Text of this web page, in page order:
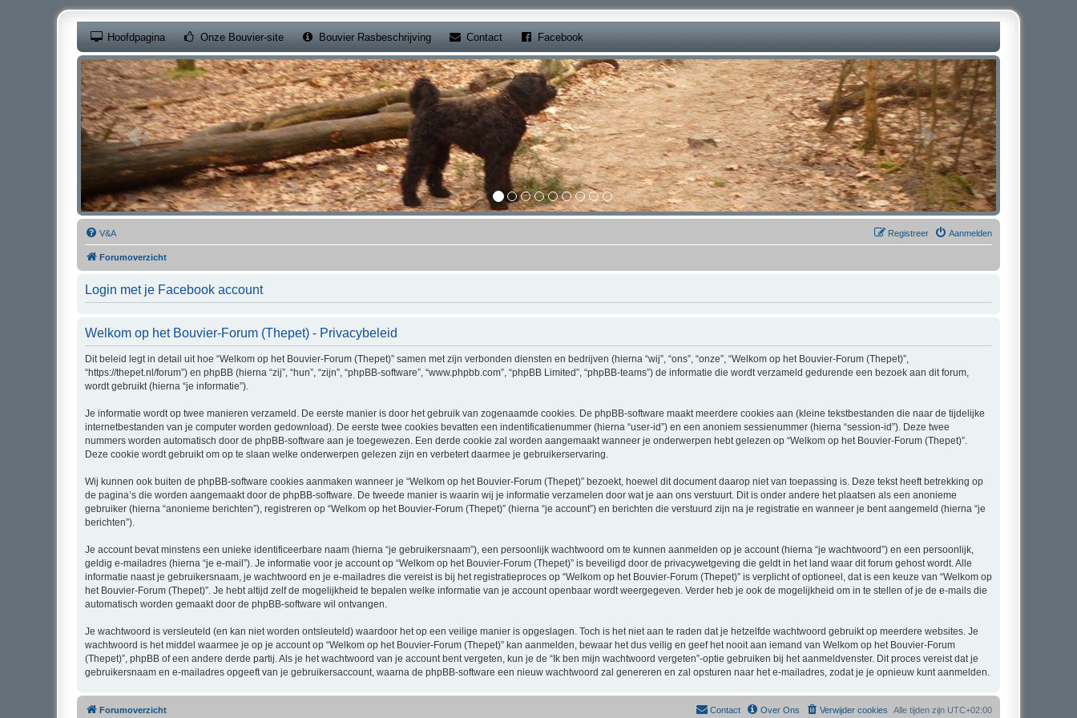
Hoofdpagina Onze Bouvier-site(Opens a new tab)
Bouvier Rasbeschrijving Contact(Opens a new tab)
Facebook
V&A Aanmelden
Registreer
Forumoverzicht
Login met je Facebook account
Welkom op het Bouvier-Forum (Thepet) - Privacybeleid
Dit beleid legt in detail uit hoe “Welkom op het Bouvier-Forum (Thepet)” samen met zijn verbonden diensten en bedrijven (hierna “wij”, “ons”, “onze”, “Welkom op het Bouvier-Forum (Thepet)”,
“https://thepet.nl/forum”) en phpBB (hierna “zij”, “hun”, “zijn”, “phpBB-software”, “www.phpbb.com”, “phpBB Limited”, “phpBB-teams”) de informatie die wordt verzameld gedurende een bezoek aan dit forum,
wordt gebruikt (hierna “je informatie”).
Je informatie wordt op twee manieren verzameld. De eerste manier is door het gebruik van zogenaamde cookies. De phpBB-software maakt meerdere cookies aan (kleine tekstbestanden die naar de tijdelijke
internetbestanden van je computer worden gedownload). De eerste twee cookies bevatten een indentificatienummer (hierna “user-id”) en een anoniem sessienummer (hierna “session-id”). Deze twee
nummers worden automatisch door de phpBB-software aan je toegewezen. Een derde cookie zal worden aangemaakt wanneer je onderwerpen hebt gelezen op “Welkom op het Bouvier-Forum (Thepet)”.
Deze cookie wordt gebruikt om op te slaan welke onderwerpen gelezen zijn en verbetert daarmee je gebruikerservaring.
Wij kunnen ook buiten de phpBB-software cookies aanmaken wanneer je “Welkom op het Bouvier-Forum (Thepet)” bezoekt, hoewel dit document daarop niet van toepassing is. Deze tekst heeft betrekking op
de pagina’s die worden aangemaakt door de phpBB-software. De tweede manier is waarin wij je informatie verzamelen door wat je aan ons verstuurt. Dit is onder andere het plaatsen als een anonieme
gebruiker (hierna “anonieme berichten”), registreren op “Welkom op het Bouvier-Forum (Thepet)” (hierna “je account”) en berichten die verstuurd zijn na je registratie en wanneer je bent aangemeld (hierna “je
berichten”).
Je account bevat minstens een unieke identificeerbare naam (hierna “je gebruikersnaam”), een persoonlijk wachtwoord om te kunnen aanmelden op je account (hierna “je wachtwoord”) en een persoonlijk,
geldig e-mailadres (hierna “je e-mail”). Je informatie voor je account op “Welkom op het Bouvier-Forum (Thepet)” is beveiligd door de privacywetgeving die geldt in het land waar dit forum gehost wordt. Alle
informatie naast je gebruikersnaam, je wachtwoord en je e-mailadres die vereist is bij het registratieproces op “Welkom op het Bouvier-Forum (Thepet)” is verplicht of optioneel, dat is een keuze van “Welkom op
het Bouvier-Forum (Thepet)”. Je hebt altijd zelf de mogelijkheid te bepalen welke informatie van je account openbaar wordt weergegeven. Verder heb je ook de mogelijkheid om in te stellen of je de e-mails die
automatisch worden gemaakt door de phpBB-software wil ontvangen.
Je wachtwoord is versleuteld (en kan niet worden ontsleuteld) waardoor het op een veilige manier is opgeslagen. Toch is het niet aan te raden dat je hetzelfde wachtwoord gebruikt op meerdere websites. Je
wachtwoord is het middel waarmee je op je account op “Welkom op het Bouvier-Forum (Thepet)” kan aanmelden, bewaar het dus veilig en geef het nooit aan iemand van Welkom op het Bouvier-Forum
(Thepet)”, phpBB of een andere derde partij. Als je het wachtwoord van je account bent vergeten, kun je de “Ik ben mijn wachtwoord vergeten”-optie gebruiken bij het aanmeldvenster. Dit proces vereist dat je
gebruikersnaam en e-mailadres opgeeft van je gebruikersaccount, waarna de phpBB-software een nieuw wachtwoord zal genereren en zal opsturen naar het e-mailadres, zodat je je opnieuw kunt aanmelden.
Forumoverzicht Alle tijden zijn UTC+02:00
Verwijder cookies
Over Ons
Contact